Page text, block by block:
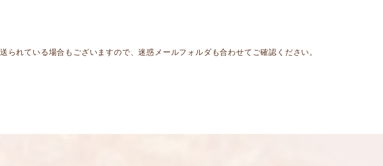
れている場合もございますので、迷惑メールフォルダも合わせてご確認ください。